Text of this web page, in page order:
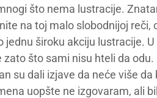
što nema lustracije.
na toj malo slobodnijoj
jednu široku akciju lustracije.
što sami nisu hteli da
su dali izjave da neće više
uopšte ne izgovaram, ali